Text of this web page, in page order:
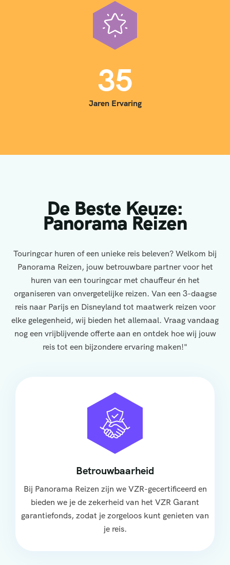
35
Jaren Ervaring
De Beste Keuze:
Panorama Reizen
Touringcar huren of een unieke reis beleven? Welkom bij
Panorama Reizen, jouw betrouwbare partner voor het
huren van een touringcar met chauffeur én het
organiseren van onvergetelijke reizen. Van een 3-daagse
reis naar Parijs en Disneyland tot maatwerk reizen voor
elke gelegenheid, wij bieden het allemaal. Vraag vandaag
nog een vrijblijvende offerte aan en ontdek hoe wij jouw
reis tot een bijzondere ervaring maken!"
Betrouwbaarheid
Bij Panorama Reizen zijn we VZR-gecertificeerd en
bieden we je de zekerheid van het VZR Garant
garantiefonds, zodat je zorgeloos kunt genieten van
je reis.